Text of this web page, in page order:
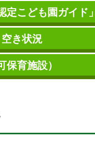
定こども園ガイド
き状況
育施設）